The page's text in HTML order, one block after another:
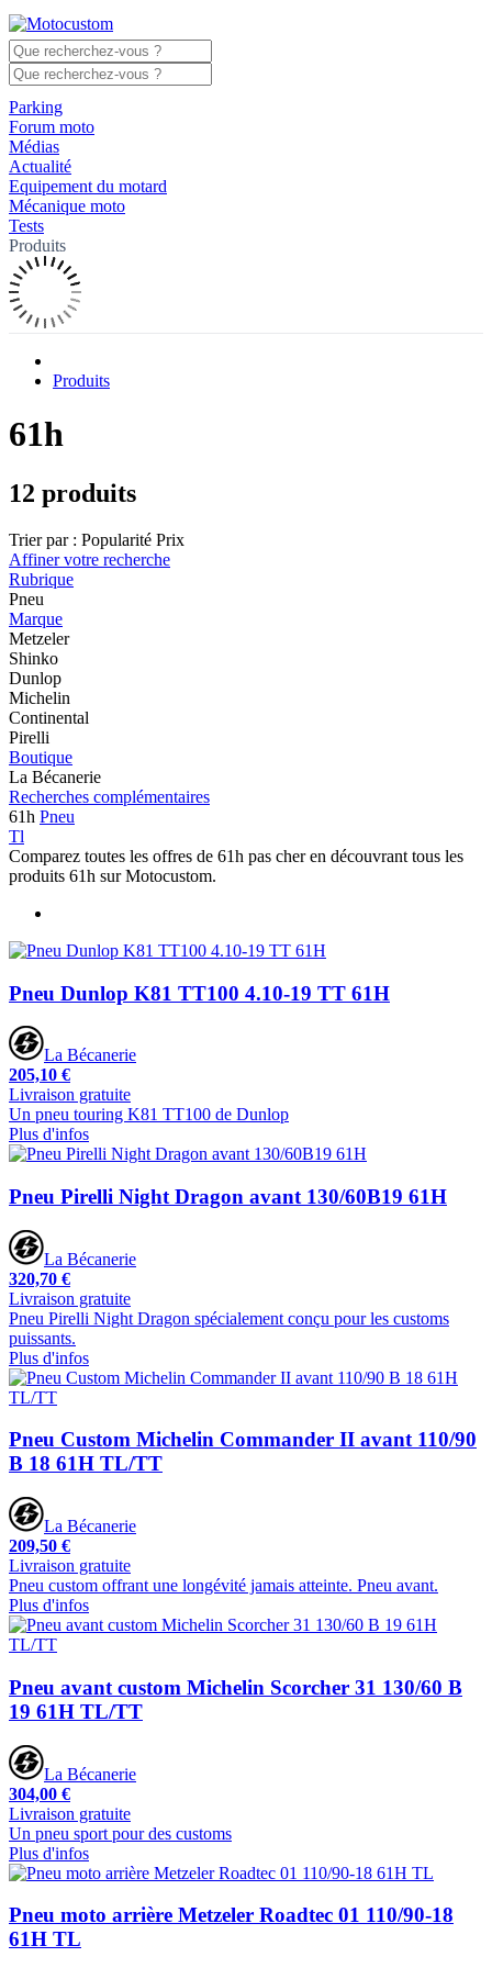
Parking
Forum moto
Médias
Actualité
Equipement du motard
Mécanique moto
Tests
Produits
Produits
61h
12 produits
Trier par : Popularité Prix
Affiner votre recherche
Rubrique
Pneu
Marque
Metzeler
Shinko
Dunlop
Michelin
Continental
Pirelli
Boutique
La Bécanerie
Recherches complémentaires
61h Pneu
Tl
Comparez toutes les offres de 61h pas cher en découvrant tous les
produits 61h sur Motocustom.
Pneu Dunlop K81 TT100 4.10-19 TT 61H
La Bécanerie
205,10 €
Livraison gratuite
Un pneu touring K81 TT100 de Dunlop
Plus d'infos
Pneu Pirelli Night Dragon avant 130/60B19 61H
La Bécanerie
320,70 €
Livraison gratuite
Pneu Pirelli Night Dragon spécialement conçu pour les customs
puissants.
Plus d'infos
Pneu Custom Michelin Commander II avant 110/90
B 18 61H TL/TT
La Bécanerie
209,50 €
Livraison gratuite
Pneu custom offrant une longévité jamais atteinte. Pneu avant.
Plus d'infos
Pneu avant custom Michelin Scorcher 31 130/60 B
19 61H TL/TT
La Bécanerie
304,00 €
Livraison gratuite
Un pneu sport pour des customs
Plus d'infos
Pneu moto arrière Metzeler Roadtec 01 110/90-18
61H TL